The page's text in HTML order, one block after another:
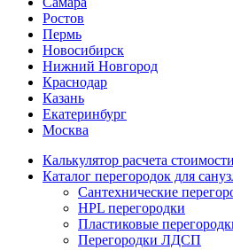
Ростов
Пермь
Новосибирск
Нижний Новгород
Краснодар
Казань
Екатеринбург
Москва
Калькулятор расчета стоимости
Каталог перегородок для
Сантехнические
HPL перегородки
Пластиковые
Перегородки ЛДСП